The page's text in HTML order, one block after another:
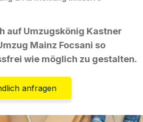
auf Umzugskönig Kastner
Mainz Focsani so
wie möglich zu gestalten.
anfragen